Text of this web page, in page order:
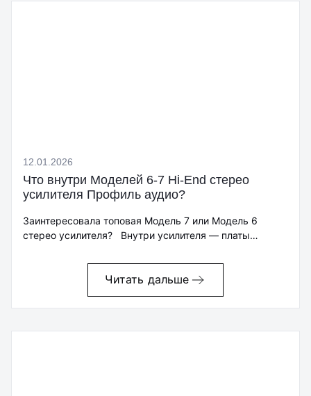
12.01.2026
Что внутри Моделей 6-7 Hi-End стерео
усилителя Профиль аудио?
Заинтересовала топовая Модель 7 или Модель 6
стерео усилителя? Внутри усилителя — платы…
Читать дальше